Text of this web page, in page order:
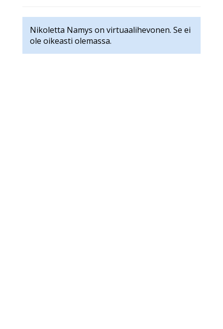
Nikoletta Namys on virtuaalihevonen. Se ei
ole oikeasti olemassa.